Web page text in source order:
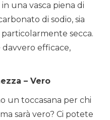
una vasca piena di
di sodio, sia
secca.
efficace,
– Vero
un toccasana per chi
sarà vero? Ci potete